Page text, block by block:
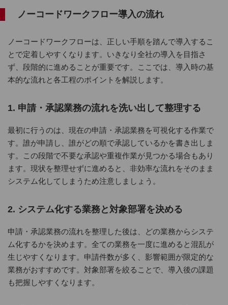
ノーコードワークフロー導入の流れ
ノーコードワークフローは、正しい手順を踏んで導入するこ
とで定着しやすくなります。いきなり全社の導入を目指さ
ず、段階的に進めることが重要です。ここでは、導入時の基
本的な流れと各工程のポイントを解説します。
1. 申請・承認業務の流れを洗い出して整理する
最初に行うのは、現在の申請・承認業務を可視化する作業で
す。誰が申請し、誰がどの順で承認しているかを書き出しま
す。この段階で不要な承認や重複作業が見つかる場合もあり
ます。現状を整理せずに進めると、非効率な流れをそのまま
システム化してしまうため注意しましょう。
2. システム化する業務と対象部署を決める
申請・承認業務の流れを整理した後は、どの業務からシステ
ム化するかを決めます。全ての業務を一度に進めると混乱が
生じやすくなります。申請件数が多く、影響範囲が限定的な
業務がおすすめです。対象部署を絞ることで、導入後の課題
も把握しやすくなります。